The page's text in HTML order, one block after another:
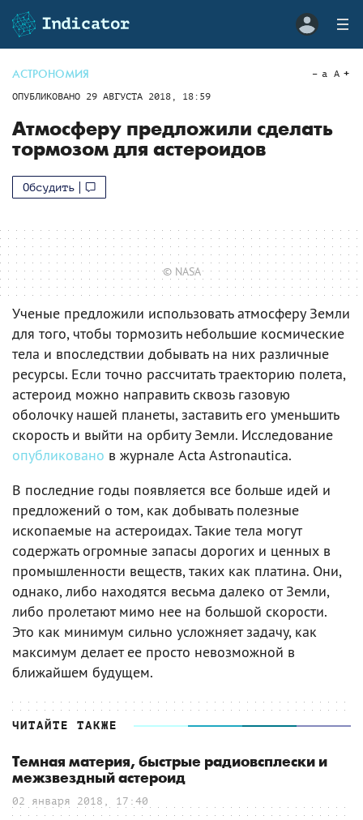
АСТРОНОМИЯ
ОПУБЛИКОВАНО 29 АВГУСТА 2018, 18:59
a A
Атмосферу предложили сделать
тормозом для астероидов
Обсудить
© NASA
Ученые предложили использовать атмосферу Земли
для того, чтобы тормозить небольшие космические
тела и впоследствии добывать на них различные
ресурсы. Если точно рассчитать траекторию полета,
астероид можно направить сквозь газовую
оболочку нашей планеты, заставить его уменьшить
скорость и выйти на орбиту Земли. Исследование
опубликовано в журнале Acta Astronautica.
В последние годы появляется все больше идей и
предложений о том, как добывать полезные
ископаемые на астероидах. Такие тела могут
содержать огромные запасы дорогих и ценных в
промышленности веществ, таких как платина. Они,
однако, либо находятся весьма далеко от Земли,
либо пролетают мимо нее на большой скорости.
Это как минимум сильно усложняет задачу, как
максимум делает ее просто невозможной в
ближайшем будущем.
ЧИТАЙТЕ ТАКЖЕ
Темная материя, быстрые радиовсплески и
межзвездный астероид
02 января 2018, 17:40